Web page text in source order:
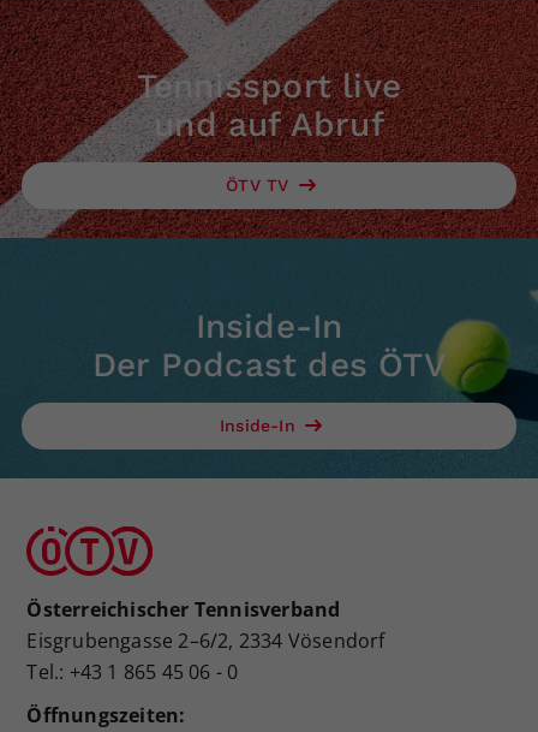
Tennissport live
und auf Abruf
ÖTV TV
Inside-In
Der Podcast des ÖTV
Inside-In
Österreichischer Tennisverband
Eisgrubengasse 2–6/2, 2334 Vösendorf
Tel.: +43 1 865 45 06 - 0
Öffnungszeiten: